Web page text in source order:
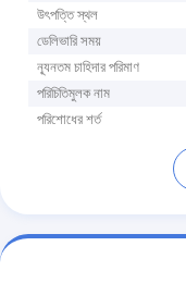
উৎপত্তি স্থল
ডেলিভারি সময়
ন্যূনতম চাহিদার পরিমাণ
পরিচিতিমুলক নাম
পরিশোধের শর্ত